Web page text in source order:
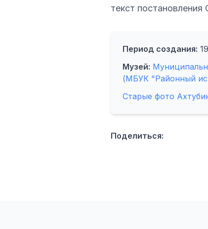
текст
Период создания:
Музей:
(МБУК "Районный
Старые фото
Поделиться: